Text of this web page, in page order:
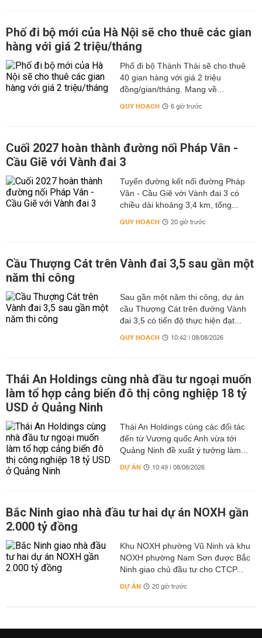
Phố đi bộ mới của Hà Nội sẽ cho thuê các gian
hàng với giá 2 triệu/tháng
Phố đi bộ Thành Thái sẽ cho thuê
40 gian hàng với giá 2 triệu
đồng/gian/tháng. Mang về...
QUY HOẠCH 6 giờ trước
Cuối 2027 hoàn thành đường nối Pháp Vân -
Cầu Giẽ với Vành đai 3
Tuyến đường kết nối đường Pháp
Vân - Cầu Giẽ với Vành đai 3 có
chiều dài khoảng 3,4 km, tổng...
QUY HOẠCH 20 giờ trước
Cầu Thượng Cát trên Vành đai 3,5 sau gần một
năm thi công
Sau gần một năm thi công, dự án
cầu Thượng Cát trên đường Vành
đai 3,5 có tiến độ thực hiện đạt...
QUY HOẠCH 10:42 | 08/08/2026
Thái An Holdings cùng nhà đầu tư ngoại muốn
làm tổ hợp cảng biển đô thị công nghiệp 18 tỷ
USD ở Quảng Ninh
Thái An Holdings cùng các đối tác
đến từ Vương quốc Anh vừa tới
Quảng Ninh đề xuất ý tưởng làm...
DỰ ÁN 10:49 | 08/08/2026
Bắc Ninh giao nhà đầu tư hai dự án NOXH gần
2.000 tỷ đồng
Khu NOXH phường Vũ Ninh và khu
NOXH phường Nam Sơn được Bắc
Ninh giao chủ đầu tư cho CTCP...
DỰ ÁN 20 giờ trước